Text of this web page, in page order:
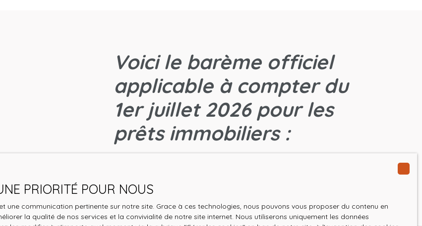
Voici le barème officiel
applicable à compter du
1er juillet 2026 pour les
prêts immobiliers :
PRIORITÉ POUR NOUS
une communication pertinente sur notre site. Grace à ces technologies, nous pouvons vous proposer du contenu en
la qualité de nos services et la convivialité de notre site internet. Nous utiliserons uniquement les données